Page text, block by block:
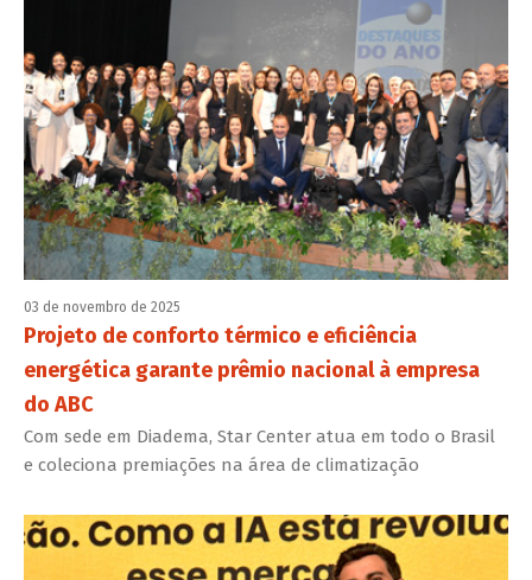
03 de novembro de 2025
Projeto de conforto térmico e eficiência
energética garante prêmio nacional à empresa
do ABC
Com sede em Diadema, Star Center atua em todo o Brasil
e coleciona premiações na área de climatização